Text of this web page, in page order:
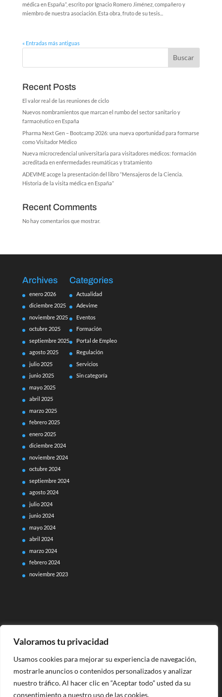
Valoramos tu privacidad
Usamos cookies para mejorar su experiencia de navegación,
mostrarle anuncios o contenidos personalizados y analizar
nuestro tráfico. Al hacer clic en “Aceptar todo” usted da su
consentimiento a nuestro uso de las cookies.
médica en España”, escrito por Ignacio Romero Jiménez, compañero y
miembro de nuestra asociación. Esta obra, fruto de su tesis...
« Entradas más antiguas
Buscar
Recent Posts
El valor real de las reuniones de ciclo
Nuevos nombramientos que marcan el rumbo del sector sanitario y
farmacéutico en España
Pharma Next Gen – Bootcamp 2026: una nueva oportunidad para formarse
como Visitador Médico
Nueva microcredencial universitaria para visitadores médicos: formación
acreditada en enfermedades reumáticas y tratamiento
ADEVIME acoge la presentación del libro “Mensajeros de la Ciencia.
Historia de la visita médica en España”
Recent Comments
No hay comentarios que mostrar.
Archives
enero 2026
diciembre 2025
noviembre 2025
octubre 2025
septiembre 2025
agosto 2025
julio 2025
junio 2025
mayo 2025
abril 2025
marzo 2025
febrero 2025
enero 2025
diciembre 2024
noviembre 2024
octubre 2024
septiembre 2024
agosto 2024
julio 2024
junio 2024
mayo 2024
abril 2024
marzo 2024
febrero 2024
noviembre 2023
Categories
Actualidad
Adevime
Eventos
Formación
Portal de Empleo
Regulación
Servicios
Sin categoría